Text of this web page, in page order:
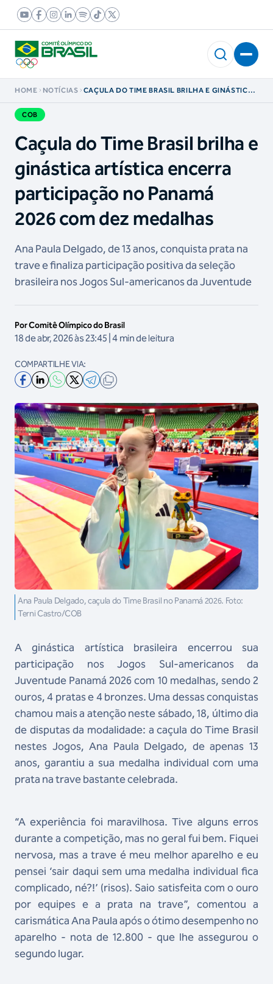
HOME NOTÍCIAS
CAÇULA DO TIME BRASIL BRILHA E GINÁSTICA
COB
Caçula do Time Brasil brilha e
ginástica artística encerra
participação no Panamá
2026 com dez medalhas
Ana Paula Delgado, de 13 anos, conquista prata na
trave e finaliza participação positiva da seleção
brasileira nos Jogos Sul-americanos da Juventude
Por Comitê Olímpico do Brasil
18 de abr, 2026 às 23:45 | 4 min de leitura
COMPARTILHE VIA:
Ana Paula Delgado, caçula do Time Brasil no Panamá 2026. Foto:
Terni Castro/COB
A ginástica artística brasileira encerrou sua
participação nos Jogos Sul-americanos da
Juventude Panamá 2026 com 10 medalhas, sendo 2
ouros, 4 pratas e 4 bronzes. Uma dessas conquistas
chamou mais a atenção neste sábado, 18, último dia
de disputas da modalidade: a caçula do Time Brasil
nestes Jogos, Ana Paula Delgado, de apenas 13
anos, garantiu a sua medalha individual com uma
prata na trave bastante celebrada.
“A experiência foi maravilhosa. Tive alguns erros
durante a competição, mas no geral fui bem. Fiquei
nervosa, mas a trave é meu melhor aparelho e eu
pensei ‘sair daqui sem uma medalha individual fica
complicado, né?!’ (risos). Saio satisfeita com o ouro
por equipes e a prata na trave”, comentou a
carismática Ana Paula após o ótimo desempenho no
aparelho - nota de 12.800 - que lhe assegurou o
segundo lugar.